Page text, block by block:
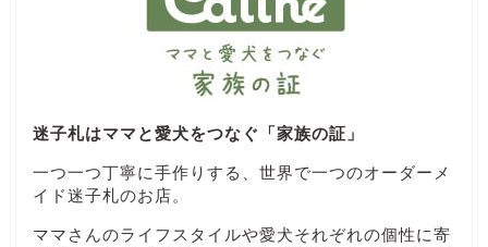
迷子札はママと愛犬をつなぐ「家族の証」
一つ一つ丁寧に手作りする、世界で一つのオーダーメ
イド迷子札のお店。
ママさんのライフスタイルや愛犬それぞれの個性に寄